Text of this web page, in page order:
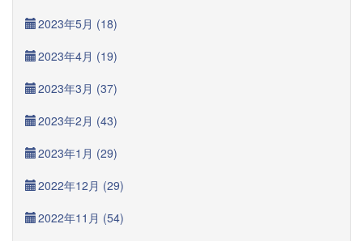
2023年5月 (18)
2023年4月 (19)
2023年3月 (37)
2023年2月 (43)
2023年1月 (29)
2022年12月 (29)
2022年11月 (54)